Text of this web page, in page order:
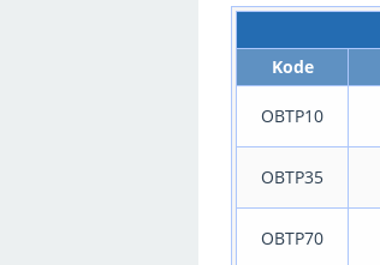
Kode
OBTP10
OBTP35
OBTP70